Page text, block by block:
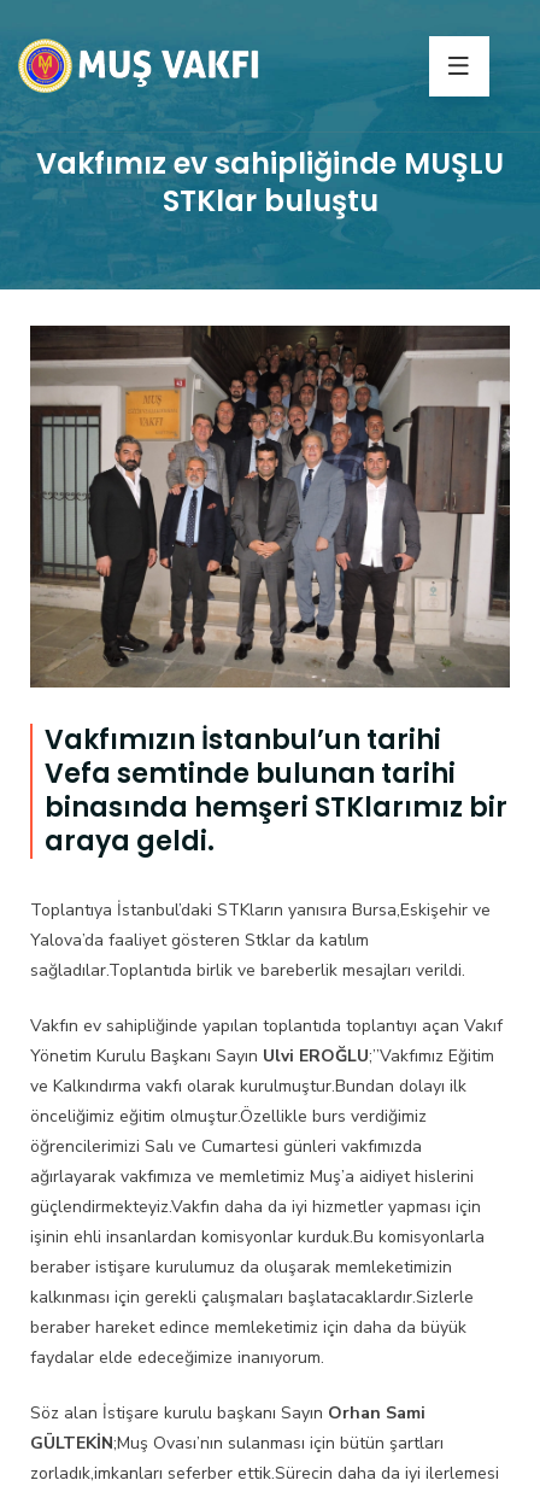
Vakfımız ev sahipliğinde MUŞLU
STKlar buluştu
Vakfımızın İstanbul’un tarihi
Vefa semtinde bulunan tarihi
binasında hemşeri STKlarımız bir
araya geldi.
Toplantıya İstanbul’daki STKların yanısıra Bursa,Eskişehir ve
Yalova’da faaliyet gösteren Stklar da katılım
sağladılar.Toplantıda birlik ve bareberlik mesajları verildi.
Vakfın ev sahipliğinde yapılan toplantıda toplantıyı açan Vakıf
Yönetim Kurulu Başkanı Sayın Ulvi EROĞLU;’’Vakfımız Eğitim
ve Kalkındırma vakfı olarak kurulmuştur.Bundan dolayı ilk
önceliğimiz eğitim olmuştur.Özellikle burs verdiğimiz
öğrencilerimizi Salı ve Cumartesi günleri vakfımızda
ağırlayarak vakfımıza ve memletimiz Muş’a aidiyet hislerini
güçlendirmekteyiz.Vakfın daha da iyi hizmetler yapması için
işinin ehli insanlardan komisyonlar kurduk.Bu komisyonlarla
beraber istişare kurulumuz da oluşarak memleketimizin
kalkınması için gerekli çalışmaları başlatacaklardır.Sizlerle
beraber hareket edince memleketimiz için daha da büyük
faydalar elde edeceğimize inanıyorum.
Söz alan İstişare kurulu başkanı Sayın Orhan Sami
GÜLTEKİN;Muş Ovası’nın sulanması için bütün şartları
zorladık,imkanları seferber ettik.Sürecin daha da iyi ilerlemesi